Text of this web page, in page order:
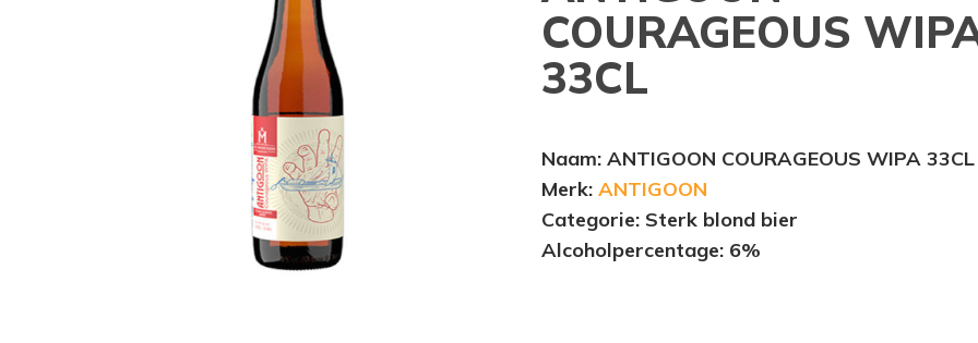
COURAGEOUS
33CL
Naam: ANTIGOON COURAGEOUS WIPA 33CL
Merk: ANTIGOON
Categorie: Sterk blond bier
Alcoholpercentage: 6%